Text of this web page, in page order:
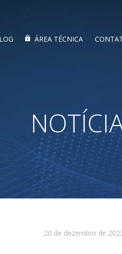
ÁREA TÉCNICA
20 de dezembro de